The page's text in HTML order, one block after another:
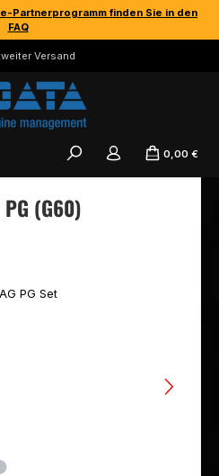
Partnerprogramm finden Sie in den
FAQ
Versand
0,00 €
(G60)